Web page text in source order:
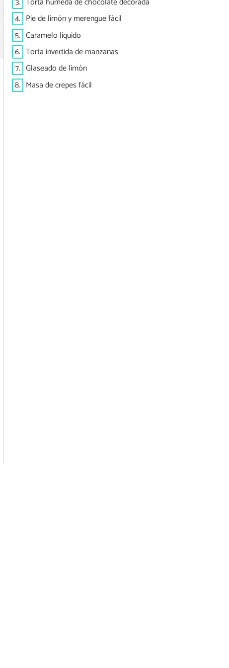
4. Pie de limón y merengue fácil
5. Caramelo líquido
6. Torta invertida de manzanas
7. Glaseado de limón
8. Masa de crepes fácil